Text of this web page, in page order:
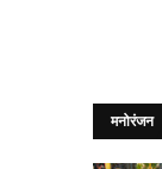
मनोरंजन